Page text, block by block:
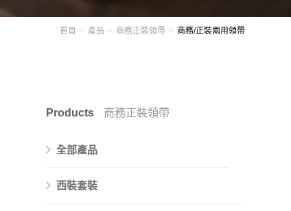
首頁 產品 商務正裝領帶 商務/正裝兩用領帶
Products 商務正裝領帶
全部產品
西裝套裝